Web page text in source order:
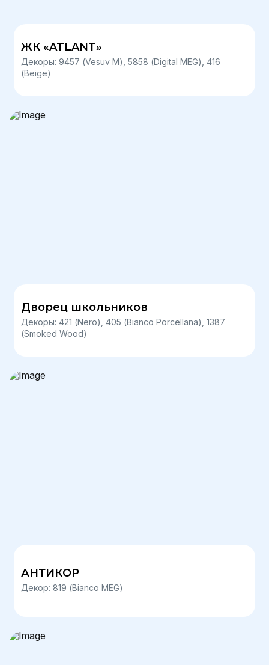
ЖК «ATLANT»
Декоры: 9457 (Vesuv М), 5858 (Digital MEG), 416
(Beige)
Дворец школьников
Декоры: 421 (Nero), 405 (Bianco Porcellana), 1387
(Smoked Wood)
АНТИКОР
Декор: 819 (Bianco MEG)